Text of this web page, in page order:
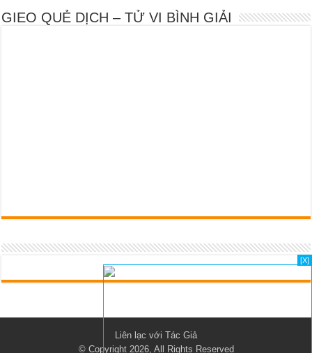
GIEO QUẺ DỊCH – TỬ VI BÌNH GIẢI
[X]
Liên lạc với Tác Giả
© Copyright 2026, All Rights Reserved